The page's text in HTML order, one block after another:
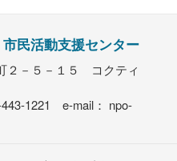
民活動支援センター
２－５－１５ コクティ
1221 e-mail： npo-